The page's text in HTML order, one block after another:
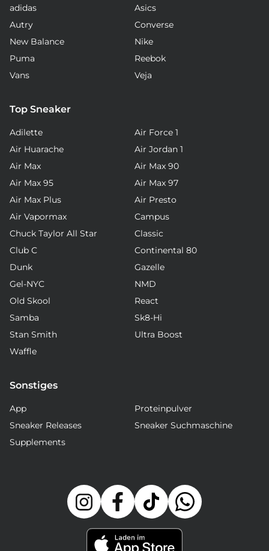
adidas
Asics
Autry
Converse
New Balance
Nike
Puma
Reebok
Vans
Veja
Top Sneaker
Adilette
Air Force 1
Air Huarache
Air Jordan 1
Air Max
Air Max 90
Air Max 95
Air Max 97
Air Max Plus
Air Presto
Air Vapormax
Campus
Chuck Taylor All Star
Classic
Club C
Continental 80
Dunk
Gazelle
Gel-NYC
NMD
Old Skool
React
Samba
Sk8-Hi
Stan Smith
Ultra Boost
Waffle
Sonstiges
App
Proteinpulver
Sneaker Releases
Sneaker Suchmaschine
Supplements